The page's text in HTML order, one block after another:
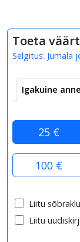
Toeta
Selgitus: Jumala
Igakuine
25 €
100 €
Liitu
Liitu